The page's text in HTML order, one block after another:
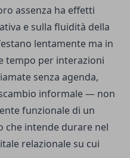
assenza ha effetti
e sulla fluidità della
lentamente ma in
tempo per interazioni
senza agenda,
informale — non
funzionale di un
che intende durare nel
relazionale su cui